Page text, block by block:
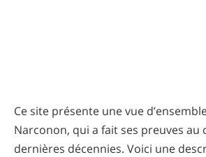
Ce site présente une vue
Narconon, qui a fait ses preuves au
dernières décennies. Voici une